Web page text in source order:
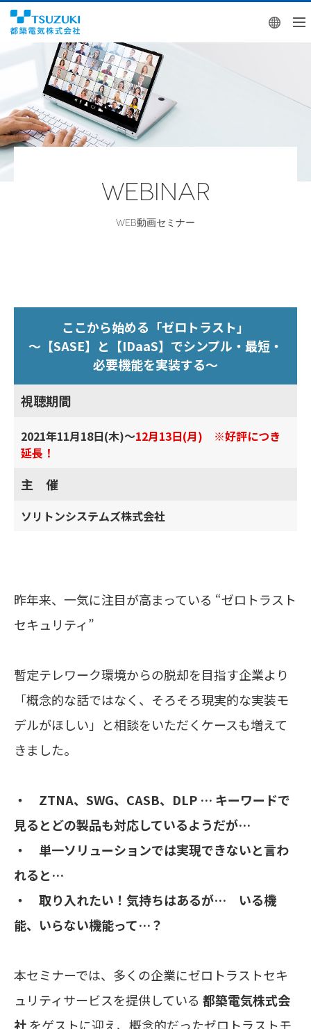
WEBINAR
WEB動画セミナー
ここから始める「ゼロトラスト」
～【SASE】と【IDaaS】でシンプル・最短・
必要機能を実装する～
視聴期間
2021年11月18日(木)～12月13日(月) ※好評につき
延長！
主 催
ソリトンシステムズ株式会社
昨年来、一気に注目が高まっている “ゼロトラスト
セキュリティ”
暫定テレワーク環境からの脱却を目指す企業より
「概念的な話ではなく、そろそろ現実的な実装モ
デルがほしい」と相談をいただくケースも増えて
きました。
・ ZTNA、SWG、CASB、DLP … キーワードで
見るとどの製品も対応しているようだが…
・ 単一ソリューションでは実現できないと言わ
れると…
・ 取り入れたい！気持ちはあるが… いる機
能、いらない機能って…？
本セミナーでは、多くの企業にゼロトラストセキ
ュリティサービスを提供している 都築電気株式会
社をゲストに迎え、概念的だったゼロトラストモ